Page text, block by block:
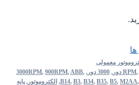
معمولی
,
, 3000 دور ,
3000RPM, 900RPM, ABB,
B14, B3, B34, B35, B5, M2AA,
, الکتروموتور , پایه